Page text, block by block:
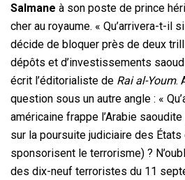
Salmane à son poste de prince
cher au royaume. « Qu’arrivera-t-il
décide de bloquer près de deux
dépôts et d’investissements
écrit l’éditorialiste de Rai al-Youm.
question sous un autre angle : «
américaine frappe l’Arabie
sur la poursuite judiciaire des
sponsorisent le terrorisme) ?
des dix-neuf terroristes du 11